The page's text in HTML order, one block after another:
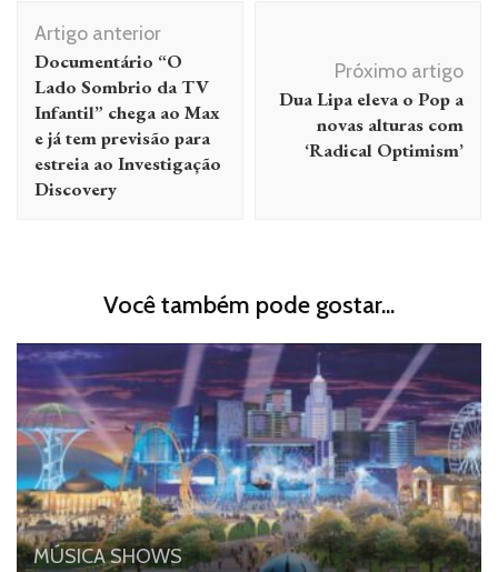
Navegação
de
post
Artigo anterior
Documentário “O
Lado Sombrio da TV
Infantil” chega ao Max
e já tem previsão para
estreia ao Investigação
Discovery
Próximo artigo
Dua Lipa eleva o Pop a
novas alturas com
‘Radical Optimism’
Você também pode gostar...
MÚSICASHOWS